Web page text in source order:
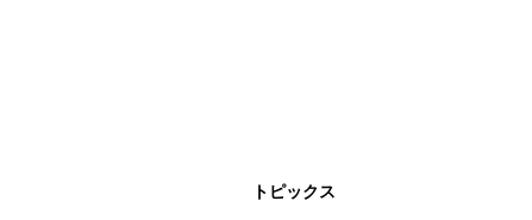
トピックス